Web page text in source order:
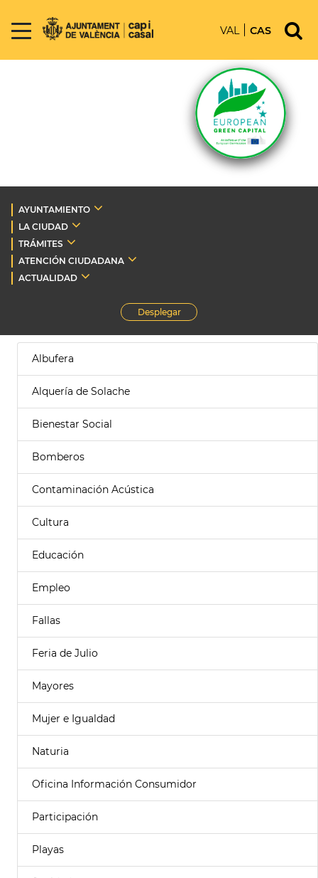
VAL CAS
AYUNTAMIENTO
LA CIUDAD
TRÁMITES
ATENCIÓN CIUDADANA
ACTUALIDAD
Desplegar
Albufera
Alquería de Solache
Bienestar Social
Bomberos
Contaminación Acústica
Cultura
Educación
Empleo
Fallas
Feria de Julio
Mayores
Mujer e Igualdad
Naturia
Oficina Información Consumidor
Participación
Playas